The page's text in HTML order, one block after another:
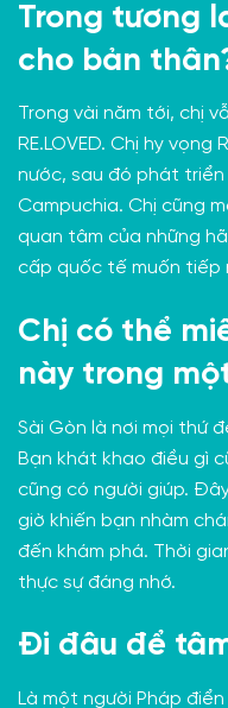
Trong tương
cho bản
Trong vài năm tới, chị
RE.LOVED. Chị hy vọng
nước, sau đó phát
Campuchia. Chị cũng
quan tâm của những
cấp quốc tế muốn tiếp
Chị có thể
này trong
Sài Gòn là nơi mọi thứ
Bạn khát khao điều gì
cũng có người giúp.
giờ khiến bạn nhàm
đến khám phá. Thời
thực sự đáng nhớ.
Đi đâu để
Là một người Pháp điển